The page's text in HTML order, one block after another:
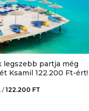
legszebb partja még
Ksamil 122.200 Ft-ért!
/122.200 FT